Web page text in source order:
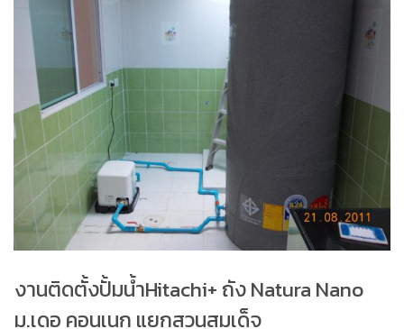
งานติดตั้งปั้มน้ำHitachi+ ถัง Natura Nano
ม.เดอ คอนเนก แยกสวนสมเด็จ